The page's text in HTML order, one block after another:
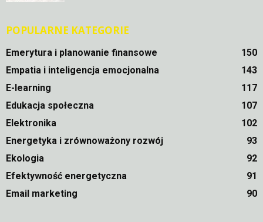
POPULARNE KATEGORIE
Emerytura i planowanie finansowe
150
Empatia i inteligencja emocjonalna
143
E-learning
117
Edukacja społeczna
107
Elektronika
102
Energetyka i zrównoważony rozwój
93
Ekologia
92
Efektywność energetyczna
91
Email marketing
90